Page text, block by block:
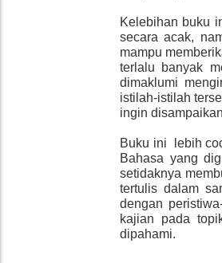
Kelebihan buku
secara acak,
mampu
terlalu banyak
dimaklumi
istilah-istilah
ingin
Buku ini lebih
Bahasa yang
setidaknya
tertulis dalam
dengan
kajian pada
dipahami.